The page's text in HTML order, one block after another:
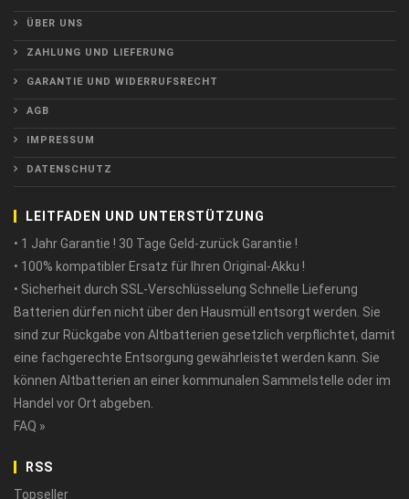
ÜBER UNS
ZAHLUNG UND LIEFERUNG
GARANTIE UND WIDERRUFSRECHT
AGB
IMPRESSUM
DATENSCHUTZ
LEITFADEN UND UNTERSTÜTZUNG
• 1 Jahr Garantie ! 30 Tage Geld-zurück Garantie !
• 100% kompatibler Ersatz für Ihren Original-Akku !
• Sicherheit durch SSL-Verschlüsselung Schnelle Lieferung
Batterien dürfen nicht über den Hausmüll entsorgt werden. Sie
sind zur Rückgabe von Altbatterien gesetzlich verpflichtet, damit
eine fachgerechte Entsorgung gewährleistet werden kann. Sie
können Altbatterien an einer kommunalen Sammelstelle oder im
Handel vor Ort abgeben.
FAQ »
RSS
Topseller